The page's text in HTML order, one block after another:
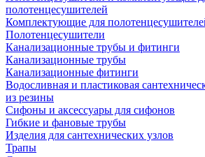
полотенцесушителей
Комплектующие для
Полотенцесушители
Канализационные трубы и фитинги
Канализационные трубы
Канализационные фитинги
Водосливная и пластиковая
из резины
Сифоны и аксессуары для сифонов
Гибкие и фановые трубы
Изделия для сантехнических узлов
Трапы